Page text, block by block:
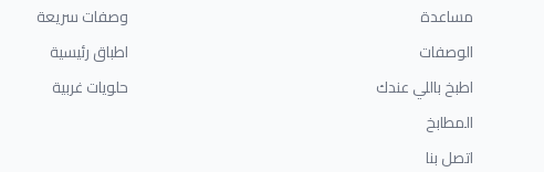
مساعدة
الوصفات
اطبخ باللي عندك
المطابخ
اتصل بنا
وصفات سريعة
اطباق رئيسية
حلويات غربية